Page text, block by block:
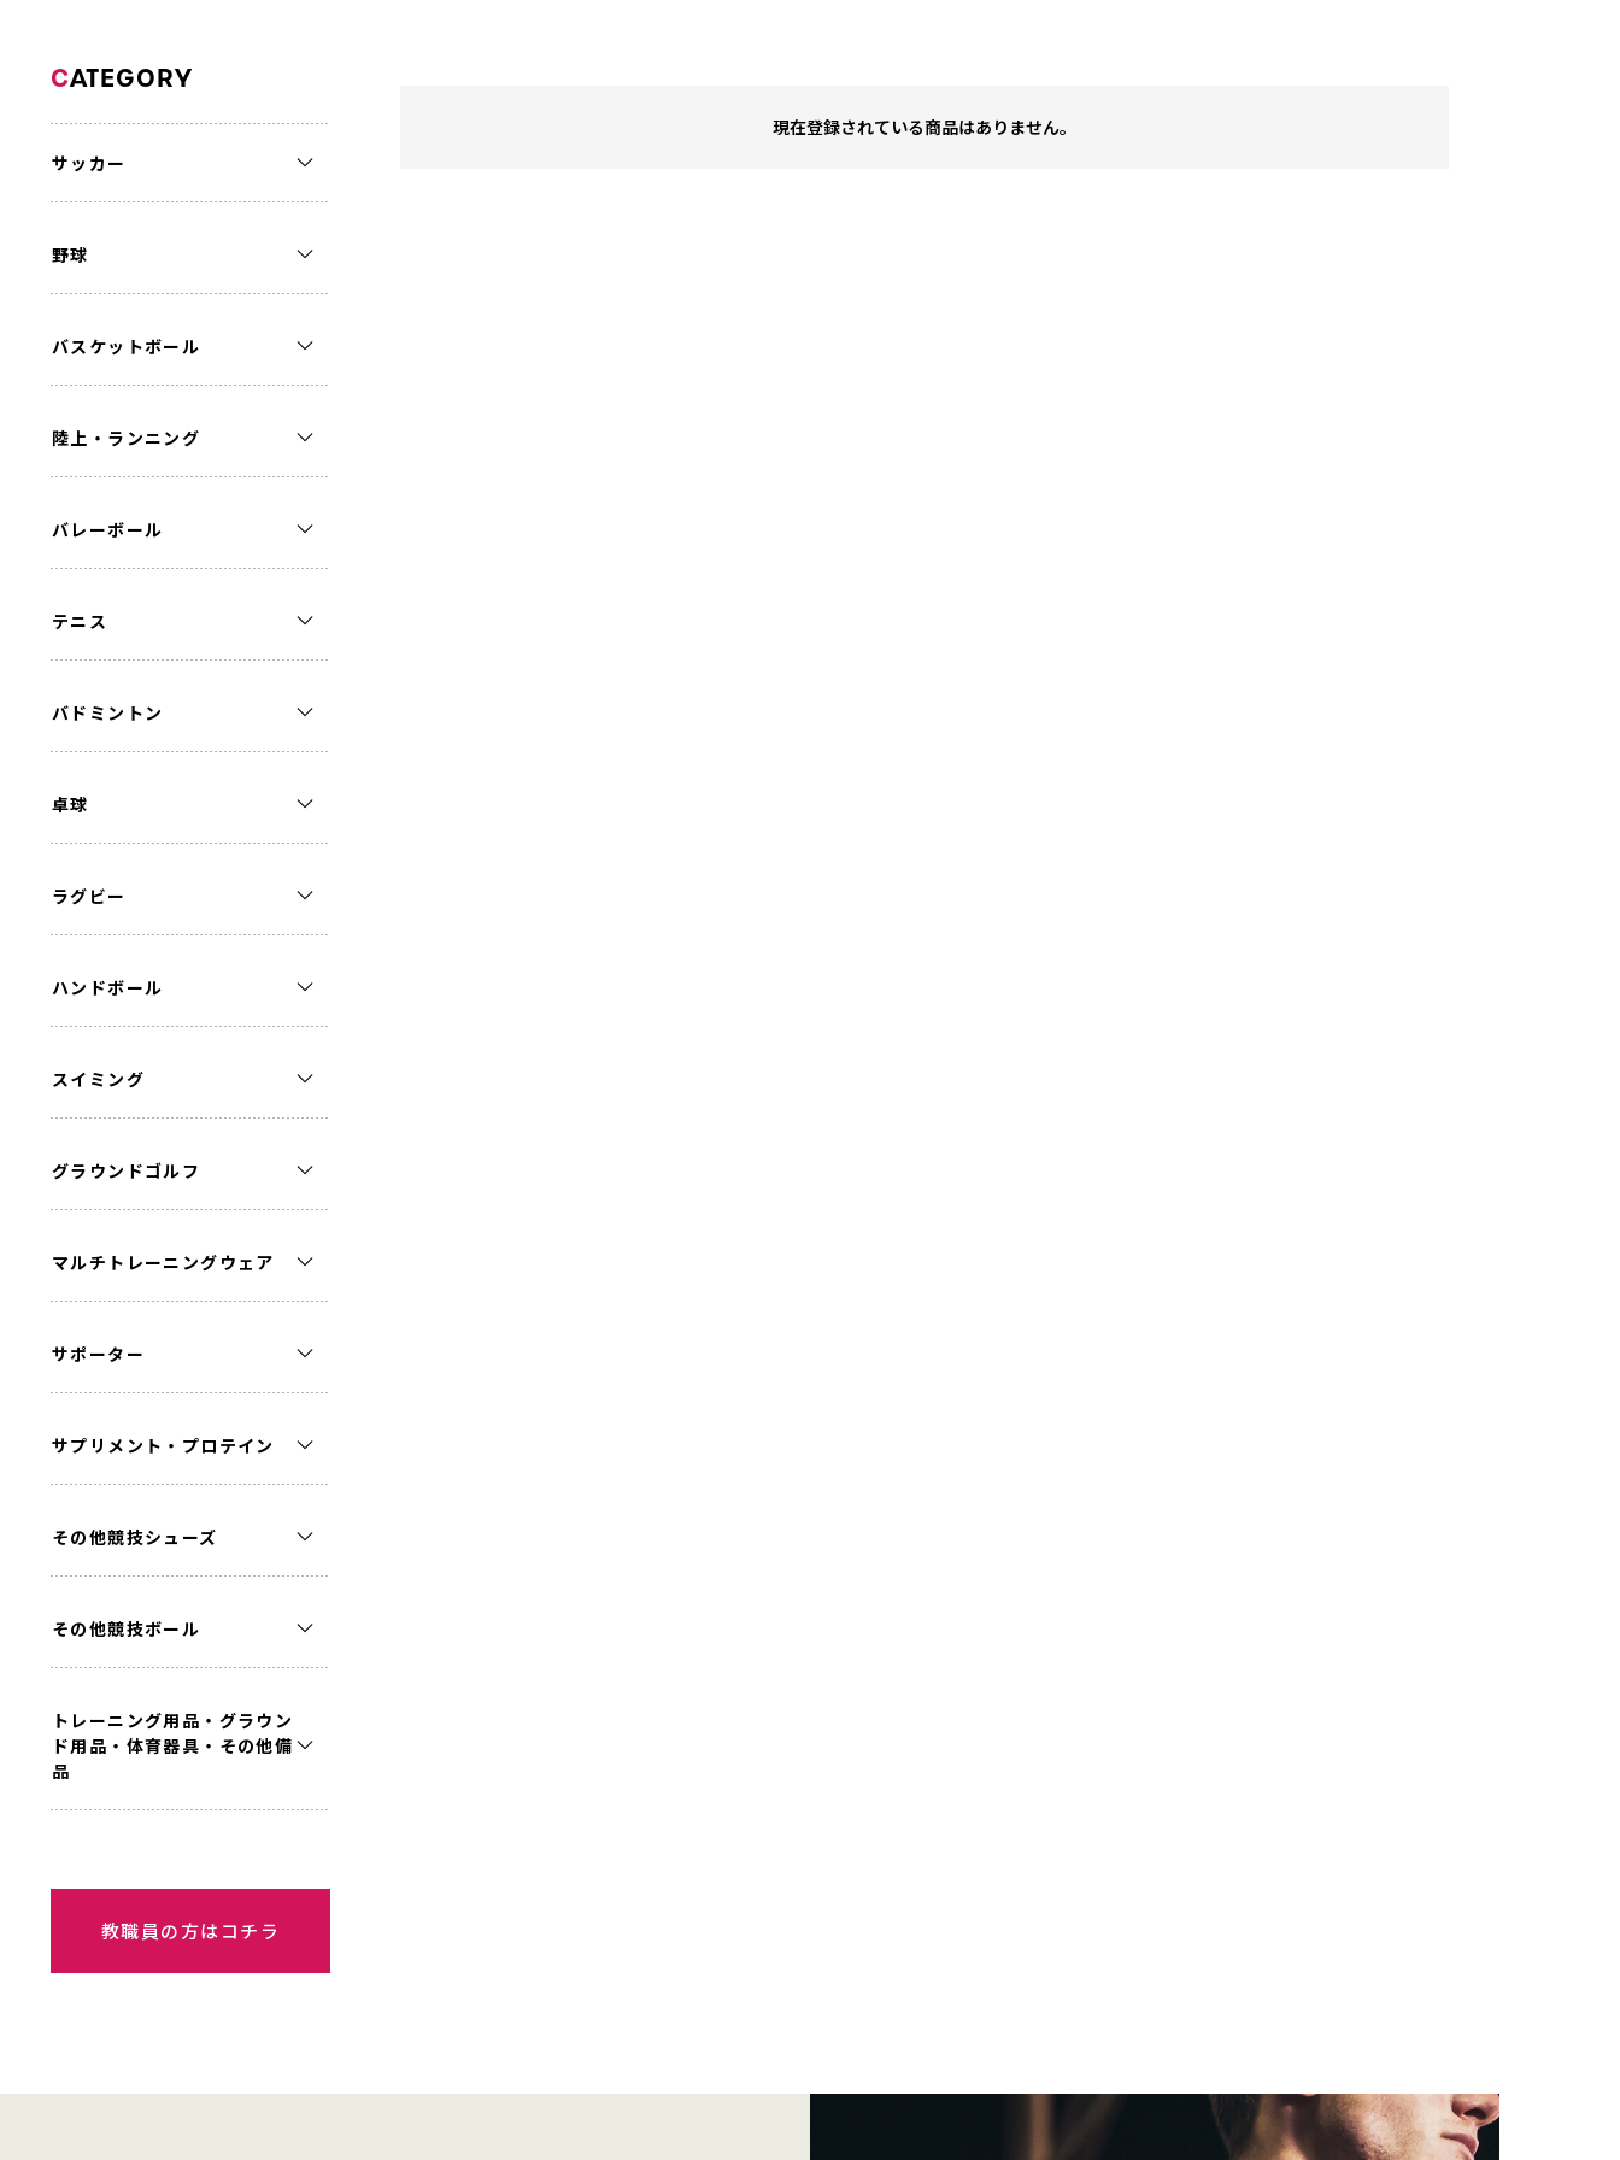
CATEGORY
サッカー
野球
バスケットボール
陸上・ランニング
バレーボール
テニス
バドミントン
卓球
ラグビー
ハンドボール
スイミング
グラウンドゴルフ
マルチトレーニングウェア
サポーター
サプリメント・プロテイン
その他競技シューズ
その他競技ボール
トレーニング用品・グラウン
ド用品・体育器具・その他備
品
教職員の方はコチラ
現在登録されている商品はありません。